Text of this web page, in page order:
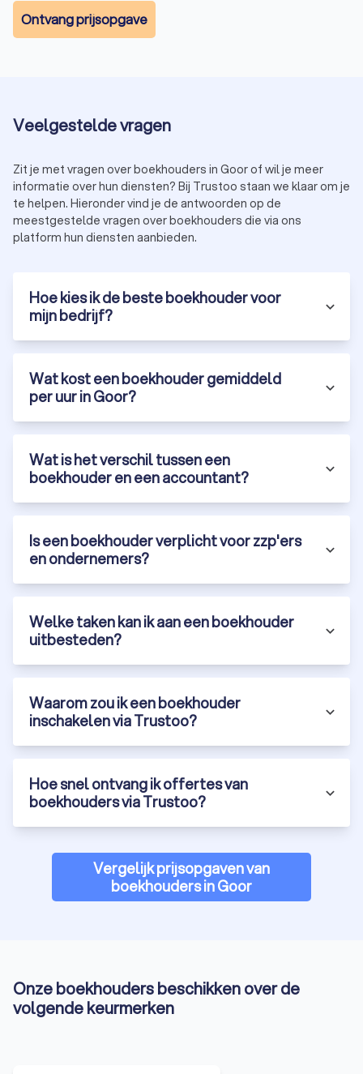
Ontvang prijsopgave
Veelgestelde vragen
Zit je met vragen over boekhouders in Goor of wil je meer
informatie over hun diensten? Bij Trustoo staan we klaar om je
te helpen. Hieronder vind je de antwoorden op de
meestgestelde vragen over boekhouders die via ons
platform hun diensten aanbieden.
Hoe kies ik de beste boekhouder voor
mijn bedrijf?
Wat kost een boekhouder gemiddeld
per uur in Goor?
Wat is het verschil tussen een
boekhouder en een accountant?
Is een boekhouder verplicht voor zzp'ers
en ondernemers?
Welke taken kan ik aan een boekhouder
uitbesteden?
Waarom zou ik een boekhouder
inschakelen via Trustoo?
Hoe snel ontvang ik offertes van
boekhouders via Trustoo?
Vergelijk prijsopgaven van
boekhouders in Goor
Onze boekhouders beschikken over de
volgende keurmerken